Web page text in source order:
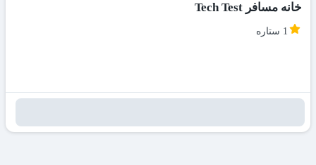
خانه مسافر Tech Test
1 ستاره